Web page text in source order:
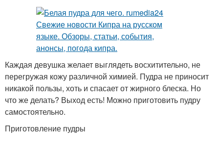
правильный макияж
глаз
вечерний макияж глаз
темный макияж глаз
макияж для зеленых
глаз
как сделать макияж глаз
Каждая девушка желает выглядеть восхитительно, не
перегружая кожу различной химией. Пудра не приносит
никакой пользы, хоть и спасает от жирного блеска. Но
что же делать? Выход есть! Можно приготовить пудру
самостоятельно.
Приготовление пудры